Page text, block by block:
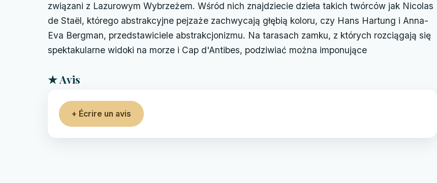
związani z Lazurowym Wybrzeżem. Wśród nich znajdziecie dzieła takich twórców jak Nicolas
de Staël, którego abstrakcyjne pejzaże zachwycają głębią koloru, czy Hans Hartung i Anna-
Eva Bergman, przedstawiciele abstrakcjonizmu. Na tarasach zamku, z których rozciągają się
spektakularne widoki na morze i Cap d'Antibes, podziwiać można imponujące
★ Avis
+ Écrire un avis